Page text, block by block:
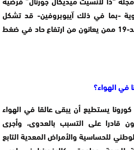
-بما في ذلك آيبوبروفين- قد تشكل
خطرا بالنسبة لمرضى كوفيد-19 ممن يعانون من ارتفاع حاد في ضغط
يستطيع أن يبقى عالقا في الهواء
قادرا على التسبب بالعدوى، وأجرى
للحساسية والأمراض المعدية التابع